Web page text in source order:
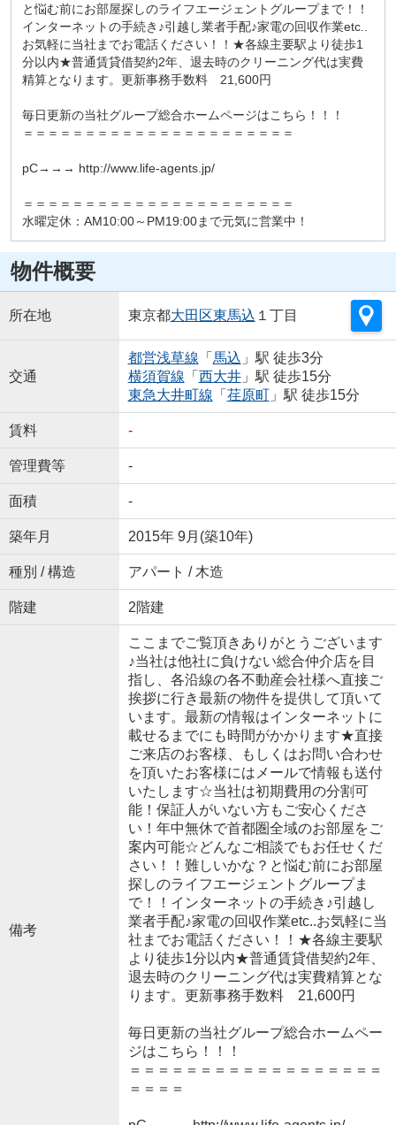
と悩む前にお部屋探しのライフエージェントグループまで！！
インターネットの手続き♪引越し業者手配♪家電の回収作業etc..
お気軽に当社までお電話ください！！★各線主要駅より徒歩1
分以内★普通賃貸借契約2年、退去時のクリーニング代は実費
精算となります。更新事務手数料 21,600円
毎日更新の当社グループ総合ホームページはこちら！！！
＝＝＝＝＝＝＝＝＝＝＝＝＝＝＝＝＝＝＝＝＝＝
pC→→→ http://www.life-agents.jp/
＝＝＝＝＝＝＝＝＝＝＝＝＝＝＝＝＝＝＝＝＝＝
水曜定休：AM10:00～PM19:00まで元気に営業中！
物件概要
所在地 東京都大田区東馬込 １丁目
交通
都営浅草線 「 馬込 」駅 徒歩3分
横須賀線 「 西大井」駅 徒歩15分
東急大井町線 「 荏原町」駅 徒歩15分
賃料 -
管理費等 -
面積 -
築年月 2015年 9月(築10年)
種別 / 構造 アパート / 木造
階建 2階建
備考
ここまでご覧頂きありがとうございます
♪当社は他社に負けない総合仲介店を目
指し、各沿線の各不動産会社様へ直接ご
挨拶に行き最新の物件を提供して頂いて
います。最新の情報はインターネットに
載せるまでにも時間がかかります★直接
ご来店のお客様、もしくはお問い合わせ
を頂いたお客様にはメールで情報も送付
いたします☆当社は初期費用の分割可
能！保証人がいない方もご安心くださ
い！年中無休で首都圏全域のお部屋をご
案内可能☆どんなご相談でもお任せくだ
さい！！難しいかな？と悩む前にお部屋
探しのライフエージェントグループま
で！！インターネットの手続き♪引越し
業者手配♪家電の回収作業etc..お気軽に当
社までお電話ください！！★各線主要駅
より徒歩1分以内★普通賃貸借契約2年、
退去時のクリーニング代は実費精算とな
ります。更新事務手数料 21,600円
毎日更新の当社グループ総合ホームペー
ジはこちら！！！
＝＝＝＝＝＝＝＝＝＝＝＝＝＝＝＝＝＝
＝＝＝＝